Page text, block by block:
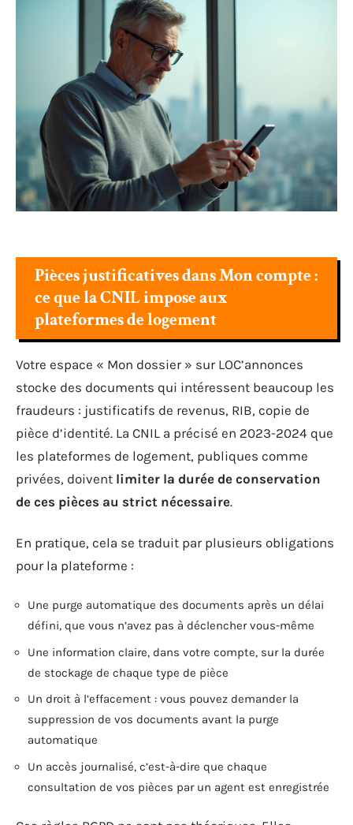
Pièces justificatives dans Mon compte :
ce que la CNIL impose aux
plateformes de logement
Votre espace « Mon dossier » sur LOC’annonces
stocke des documents qui intéressent beaucoup les
fraudeurs : justificatifs de revenus, RIB, copie de
pièce d’identité. La CNIL a précisé en 2023-2024 que
les plateformes de logement, publiques comme
privées, doivent limiter la durée de conservation
de ces pièces au strict nécessaire.
En pratique, cela se traduit par plusieurs obligations
pour la plateforme :
Une purge automatique des documents après un délai
défini, que vous n’avez pas à déclencher vous-même
Une information claire, dans votre compte, sur la durée
de stockage de chaque type de pièce
Un droit à l’effacement : vous pouvez demander la
suppression de vos documents avant la purge
automatique
Un accès journalisé, c’est-à-dire que chaque
consultation de vos pièces par un agent est enregistrée